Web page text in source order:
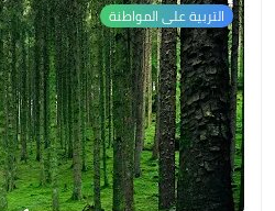
التربية على المواطنة